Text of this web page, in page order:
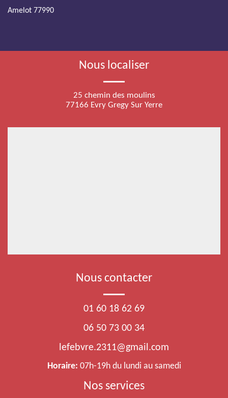
Amelot 77990
Nous localiser
25 chemin des moulins
77166 Evry Gregy Sur Yerre
Nous contacter
01 60 18 62 69
06 50 73 00 34
lefebvre.2311@gmail.com
Horaire: 07h-19h du lundi au samedi
Nos services